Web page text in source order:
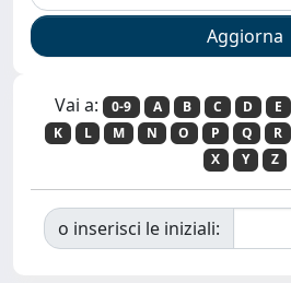
Vai a: 0-9 A B C D E
K
L M N O P Q R
X
Y Z
o inserisci le iniziali: